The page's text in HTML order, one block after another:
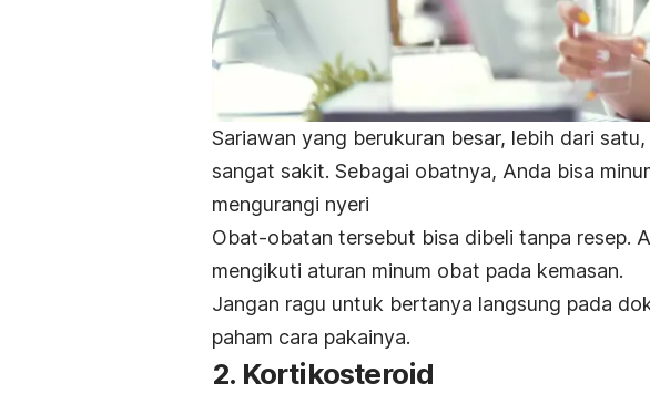
Sariawan yang berukuran besar, lebih dari
sangat sakit. Sebagai obatnya, Anda bisa
mengurangi nyeri
Obat-obatan tersebut bisa dibeli tanpa resep.
mengikuti aturan minum obat pada kemasan.
Jangan ragu untuk bertanya langsung pada
paham cara pakainya.
2. Kortikosteroid